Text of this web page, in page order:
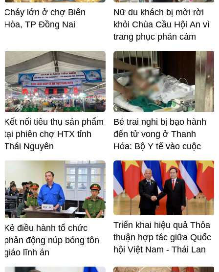
Cháy lớn ở chợ Biên
Hòa, TP Đồng Nai
Nữ du khách bị mời rời
khỏi Chùa Cầu Hội An vì
trang phục phản cảm
Kết nối tiêu thụ sản phẩm
tại phiên chợ HTX tỉnh
Thái Nguyên
Bé trai nghi bị bạo hành
đến tử vong ở Thanh
Hóa: Bộ Y tế vào cuộc
Kẻ điều hành tổ chức
phản động núp bóng tôn
giáo lĩnh án
Triển khai hiệu quả Thỏa
thuận hợp tác giữa Quốc
hội Việt Nam - Thái Lan